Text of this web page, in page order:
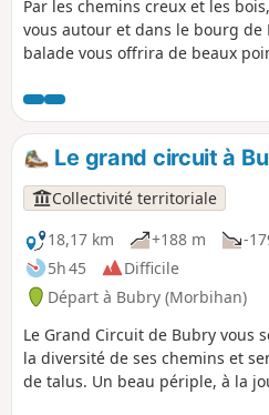
Par les chemins creux et les
vous autour et dans le bourg de
balade vous offrira de beaux
découvrir le patrimoine religieux
son église et son presbytère, la
Sainte-Hélène, sa fontaine et ses
Le grand circuit à
Collectivité territoriale
18,17 km
+188 m
-
5h 45
Difficile
Départ à Bubry (Morbihan)
Le Grand Circuit de Bubry vous
la diversité de ses chemins et
de talus. Un beau périple, à la